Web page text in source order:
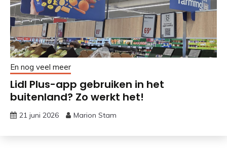
En nog veel meer
Lidl Plus-app gebruiken in het
buitenland? Zo werkt het!
21 juni 2026 Marion Stam